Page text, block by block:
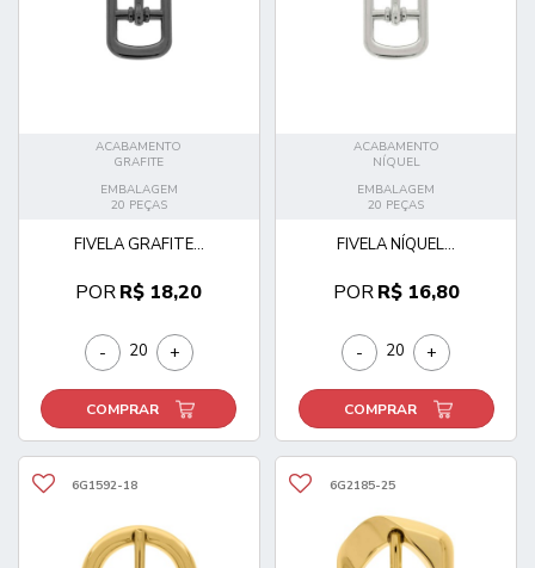
ACABAMENTO
GRAFITE
EMBALAGEM
20 PEÇAS
FIVELA GRAFITE...
PORR$ 18,20
- +
COMPRAR
ACABAMENTO
NÍQUEL
EMBALAGEM
20 PEÇAS
FIVELA NÍQUEL...
PORR$ 16,80
- +
COMPRAR
6G1592-18 6G2185-25